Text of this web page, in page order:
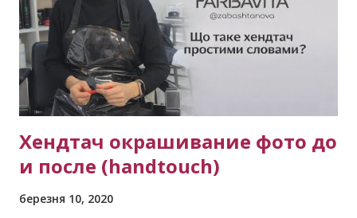
Хендтач окрашивание фото до
и после (handtouch)
березня 10, 2020